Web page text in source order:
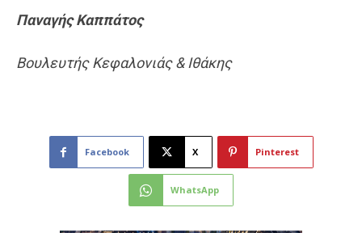
ΠαναγήςΚαππάτος
Βουλευτής Κεφαλονιάς & Ιθάκης
Facebook X Pinterest
WhatsApp